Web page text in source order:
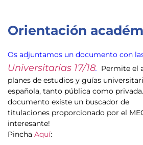
Orientación
Os adjuntamos un documento con
Universitarias 17/18. Permite el
planes de estudios y guías
española, tanto pública como
documento existe un buscador de
titulaciones proporcionado por el
interesante!
Pincha Aquí: